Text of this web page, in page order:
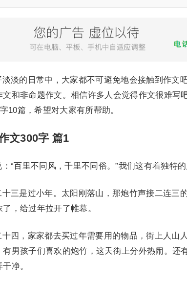
的日常中，大家都不可避免地会接触到作文
文和非命题作文。相信许多人会觉得作文很难写
10篇，希望对大家有所帮助。
文300字 篇1
百里不同风，千里不同俗。”我们这有着独特的
是过小年。太阳刚落山，那炮竹声接二连三
，给过年拉开了帷幕。
，家家都去买过年需要用的物品，街上人山
男孩子们喜欢的炮竹，这天街上分外热闹。还
净。